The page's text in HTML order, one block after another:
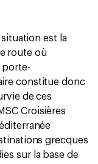
est la
route où
porte-
constitue donc
de ces
Croisières
grecques
sur la base de